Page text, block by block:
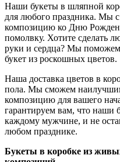
Наши букеты в шляпной
для любого праздника. Мы
композицию ко Дню
помолвку. Хотите сделать
руки и сердца? Мы поможем
букет из роскошных цветов.
Наша доставка цветов в
пола. Мы сможем
композицию для вашего
гарантируем вам, что наши
каждому мужчине, и не
любом празднике.
Букеты в коробке из